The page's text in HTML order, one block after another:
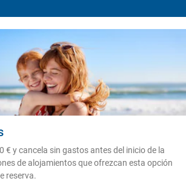
€ y cancela sin gastos antes del inicio de la
de alojamientos que ofrezcan esta opción
reserva.